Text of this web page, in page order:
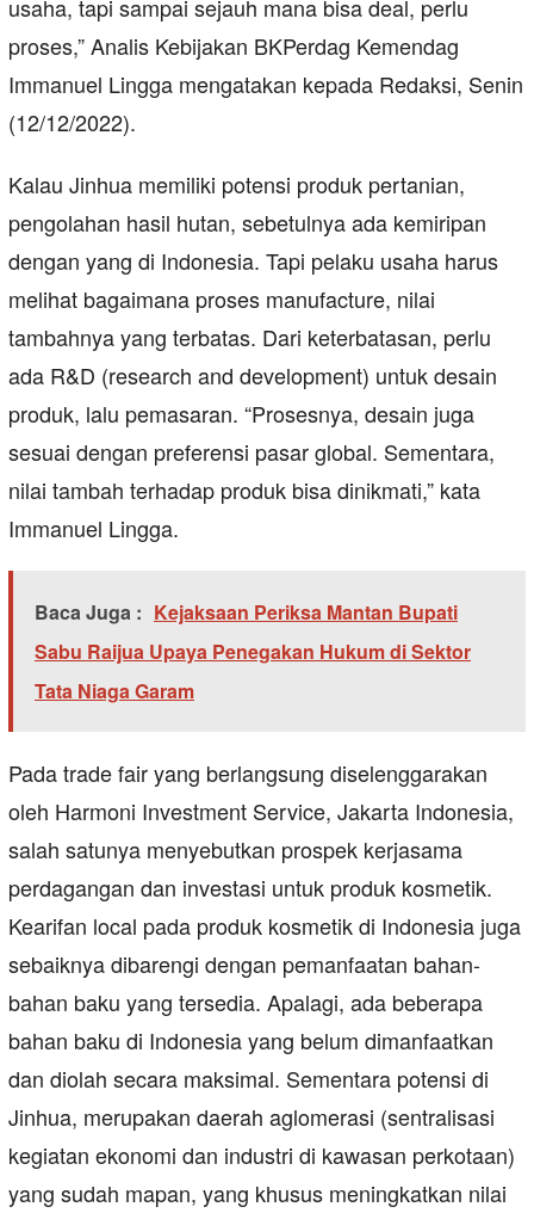
usaha, tapi sampai sejauh mana bisa deal, perlu
proses,” Analis Kebijakan BKPerdag Kemendag
Immanuel Lingga mengatakan kepada Redaksi, Senin
(12/12/2022).
Kalau Jinhua memiliki potensi produk pertanian,
pengolahan hasil hutan, sebetulnya ada kemiripan
dengan yang di Indonesia. Tapi pelaku usaha harus
melihat bagaimana proses manufacture, nilai
tambahnya yang terbatas. Dari keterbatasan, perlu
ada R&D (research and development) untuk desain
produk, lalu pemasaran. “Prosesnya, desain juga
sesuai dengan preferensi pasar global. Sementara,
nilai tambah terhadap produk bisa dinikmati,” kata
Immanuel Lingga.
Baca Juga : Kejaksaan Periksa Mantan Bupati
Sabu Raijua Upaya Penegakan Hukum di Sektor
Tata Niaga Garam
Pada trade fair yang berlangsung diselenggarakan
oleh Harmoni Investment Service, Jakarta Indonesia,
salah satunya menyebutkan prospek kerjasama
perdagangan dan investasi untuk produk kosmetik.
Kearifan local pada produk kosmetik di Indonesia juga
sebaiknya dibarengi dengan pemanfaatan bahan-
bahan baku yang tersedia. Apalagi, ada beberapa
bahan baku di Indonesia yang belum dimanfaatkan
dan diolah secara maksimal. Sementara potensi di
Jinhua, merupakan daerah aglomerasi (sentralisasi
kegiatan ekonomi dan industri di kawasan perkotaan)
yang sudah mapan, yang khusus meningkatkan nilai